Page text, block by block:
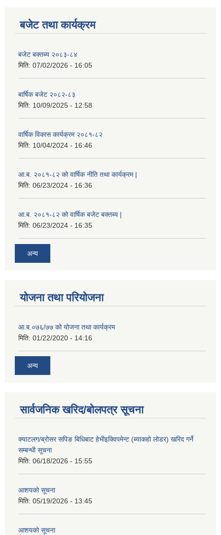
बजेट तथा कार्यक्रम
बजेट बक्तब्य २०८३-८४
मिति: 07/02/2026 - 16:05
बार्षिक बजेट २०८२-८३
मिति: 10/09/2025 - 12:58
वार्षिक विकास कार्यक्रम २०८१-८२
मिति: 10/04/2024 - 16:46
आ.ब. २०८१-८२ को वार्षिक नीति तथा कार्यक्रम |
मिति: 06/23/2024 - 16:36
आ.ब. २०८१-८२ को वार्षिक बजेट बक्तब्य |
मिति: 06/23/2024 - 16:35
अन्य
योजना तथा परियोजना
आ.ब.०७६/७७ को योजना तथा कार्यक्रम
मिति: 01/22/2020 - 14:16
अन्य
सार्वजनिक खरिद/बोलपत्र सूचना
क्याटलग/ब्रोसर सपिङ बिधिबाट हेभीइक्विपमेन्ट (ब्याकहो लोडर) खरिद गर्ने
सम्बन्धी सूचना
मिति: 06/18/2026 - 15:55
आशयको सूचना
मिति: 05/19/2026 - 13:45
आशयको सूचना